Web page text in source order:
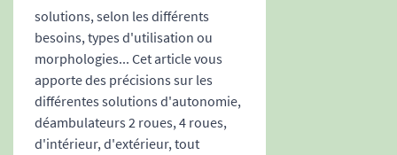
solutions, selon les différents
besoins, types d'utilisation ou
morphologies... Cet article vous
apporte des précisions sur les
différentes solutions d'autonomie,
déambulateurs 2 roues, 4 roues,
d'intérieur, d'extérieur, tout